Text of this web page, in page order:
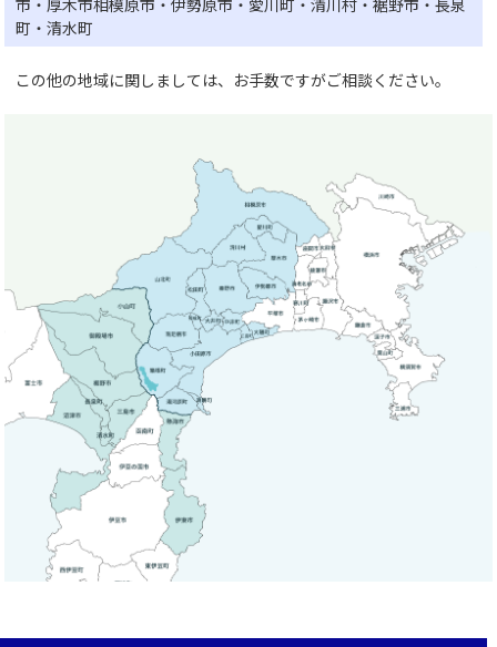
市・厚木市相模原市・伊勢原市・愛川町・清川村・裾野市・長泉
町・清水町
この他の地域に関しましては、お手数ですがご相談ください。